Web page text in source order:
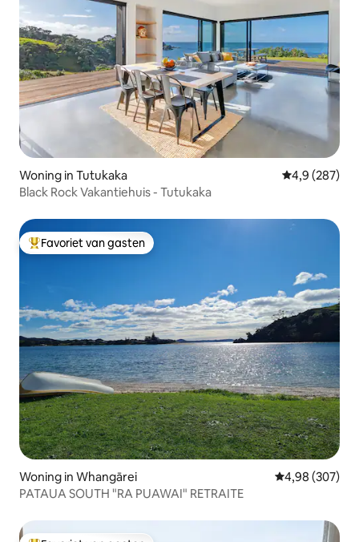
Woning in Tutukaka Gemiddelde
4,9 (287)
Black Rock Vakantiehuis - Tutukaka
Topfavoriet van gasten
Favoriet van gasten
Woning in Whangārei Gemiddelde
4,98 (307)
PATAUA SOUTH "RA PUAWAI" RETRAITE